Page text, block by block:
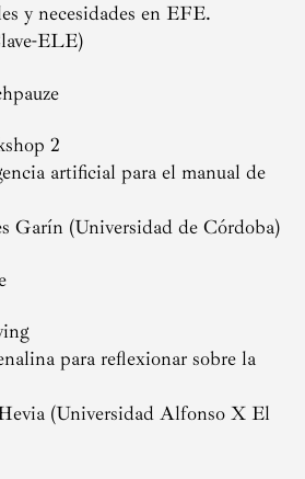
y necesidades en EFE.
ELE)
2
artificial para el manual de
Garín (Universidad de Córdoba)
para reflexionar sobre la
(Universidad Alfonso X El